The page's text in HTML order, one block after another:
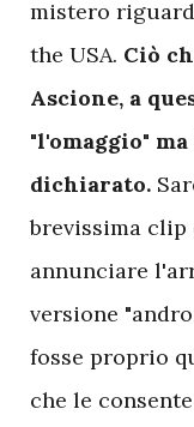
mistero
the USA. Ciò
Ascione, a
"l'omaggio"
dichiarato.
brevissima
annunciare
versione
fosse proprio
che le